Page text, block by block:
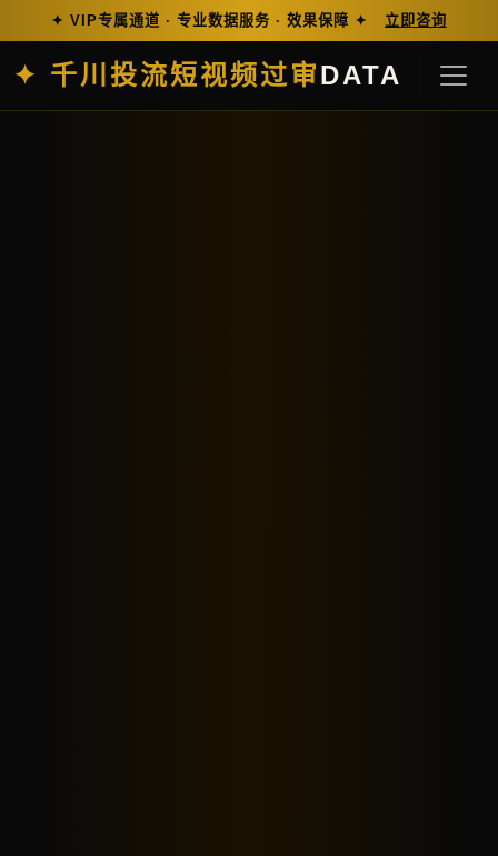
✦ VIP专属通道 · 专业数据服务 · 效果保障 ✦ 立即咨询
✦ 千川投流短视频过审DATA